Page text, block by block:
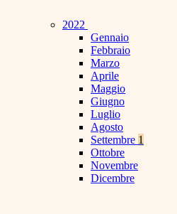
2022
Gennaio
Febbraio
Marzo
Aprile
Maggio
Giugno
Luglio
Agosto
Settembre 1
Ottobre
Novembre
Dicembre